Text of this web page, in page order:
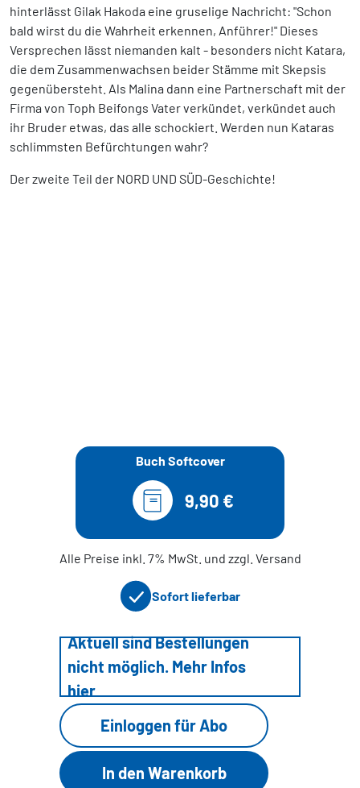
hinterlässt Gilak Hakoda eine gruselige Nachricht: "Schon
bald wirst du die Wahrheit erkennen, Anführer!" Dieses
Versprechen lässt niemanden kalt - besonders nicht Katara,
die dem Zusammenwachsen beider Stämme mit Skepsis
gegenübersteht. Als Malina dann eine Partnerschaft mit der
Firma von Toph Beifongs Vater verkündet, verkündet auch
ihr Bruder etwas, das alle schockiert. Werden nun Kataras
schlimmsten Befürchtungen wahr?
Der zweite Teil der NORD UND SÜD-Geschichte!
Buch Softcover
9,90 €
Alle Preise inkl. 7% MwSt. und zzgl. Versand
Sofort lieferbar
Aktuell sind Bestellungen
nicht möglich. Mehr Infos
hier
Einloggen für Abo